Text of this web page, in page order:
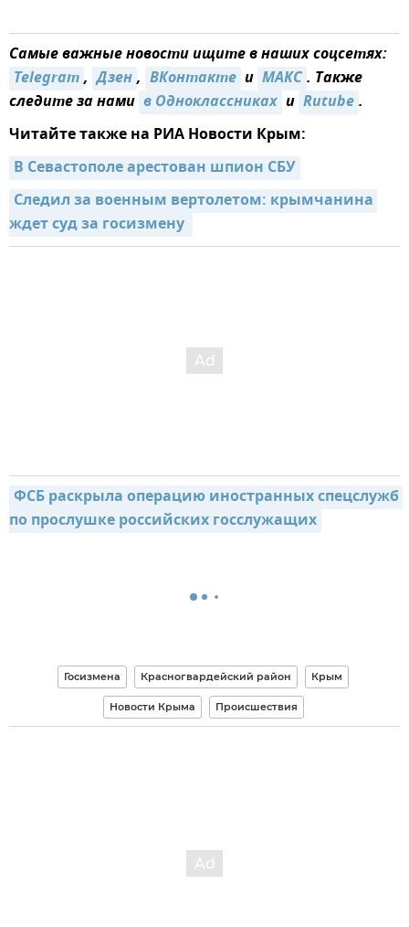
Самые важные новости ищите в наших соцсетях:
Telegram, Дзен, ВКонтакте и МАКС. Также
следите за нами в Одноклассниках и Rutube.
Читайте также на РИА Новости Крым:
В Севастополе арестован шпион СБУ
Следил за военным вертолетом: крымчанина
ждет суд за госизмену
ФСБ раскрыла операцию иностранных спецслужб
по прослушке российских госслужащих
Госизмена Красногвардейский район Крым
Новости Крыма Происшествия